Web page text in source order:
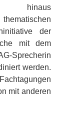
hinaus
der
mit dem
Sprecherin
werden.
mit anderen